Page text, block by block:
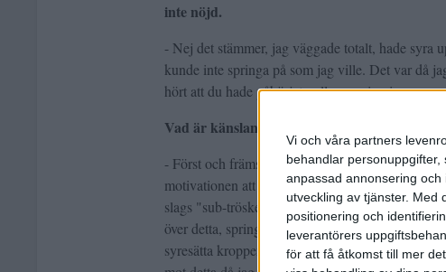
Vi och våra partners
behandlar
anpassad annonsering
utveckling av tjänster. Med
positionering och
leverantörers
för att få åtkomst till mer
inte nöjd.
- Nej det stämmer, jag väggade totalt, hade
kunde inte springa på som jag ville. Det var då
hört att du hade påbörjat pollenvaccinering.
Vad är känslan när du är så här
- Först och främst känner jag mig till en början
motivationen att bara ge sig ut. Sen brukar
slags "sub-tröskel". Då känner jag inte av det
över detta, springa intervaller eller något
syresätta kroppen, istället får jag syra och går